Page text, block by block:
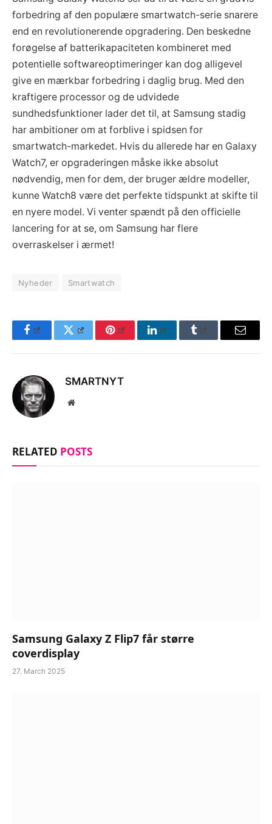
forbedring af den populære smartwatch-serie snarere
end en revolutionerende opgradering. Den beskedne
forøgelse af batterikapaciteten kombineret med
potentielle softwareoptimeringer kan dog alligevel
give en mærkbar forbedring i daglig brug. Med den
kraftigere processor og de udvidede
sundhedsfunktioner lader det til, at Samsung stadig
har ambitioner om at forblive i spidsen for
smartwatch-markedet. Hvis du allerede har en Galaxy
Watch7, er opgraderingen måske ikke absolut
nødvendig, men for dem, der bruger ældre modeller,
kunne Watch8 være det perfekte tidspunkt at skifte til
en nyere model. Vi venter spændt på den officielle
lancering for at se, om Samsung har flere
overraskelser i ærmet!
Nyheder Smartwatch
FacebookTwitter Pinterest LinkedInTumblr Email
SMARTNYT
Website
RELATED POSTS
Samsung Galaxy Z Flip7 får større
coverdisplay
27. March 2025